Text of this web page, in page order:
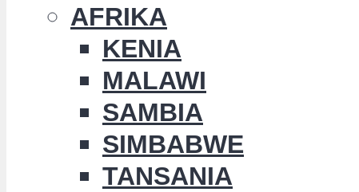
AFRIKA
KENIA
MALAWI
SAMBIA
SIMBABWE
TANSANIA